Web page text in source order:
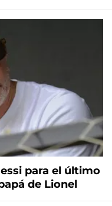
para el último
de Lionel